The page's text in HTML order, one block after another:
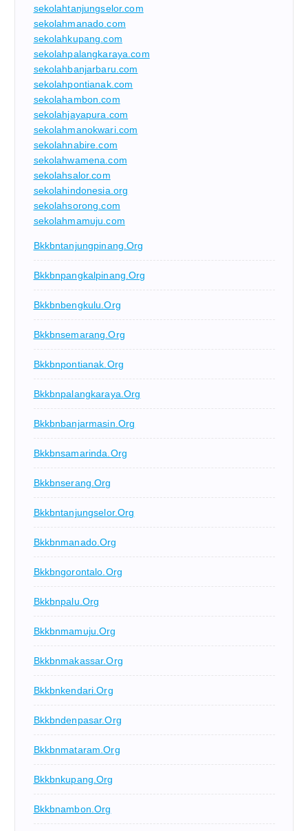
sekolahtanjungselor.com
sekolahmanado.com
sekolahkupang.com
sekolahpalangkaraya.com
sekolahbanjarbaru.com
sekolahpontianak.com
sekolahambon.com
sekolahjayapura.com
sekolahmanokwari.com
sekolahnabire.com
sekolahwamena.com
sekolahsalor.com
sekolahindonesia.org
sekolahsorong.com
sekolahmamuju.com
Bkkbntanjungpinang.org
Bkkbnpangkalpinang.org
Bkkbnbengkulu.org
Bkkbnsemarang.org
Bkkbnpontianak.org
Bkkbnpalangkaraya.org
Bkkbnbanjarmasin.org
Bkkbnsamarinda.org
Bkkbnserang.org
Bkkbntanjungselor.org
Bkkbnmanado.org
Bkkbngorontalo.org
Bkkbnpalu.org
Bkkbnmamuju.org
Bkkbnmakassar.org
Bkkbnkendari.org
Bkkbndenpasar.org
Bkkbnmataram.org
Bkkbnkupang.org
Bkkbnambon.org